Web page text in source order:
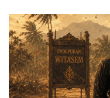
content